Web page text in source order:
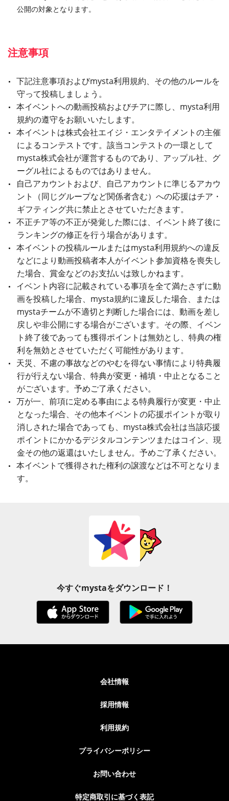
公開の対象となります。
注意事項
下記注意事項およびmysta利用規約、その他のルールを
守って投稿しましょう。
本イベントへの動画投稿およびチアに際し、mysta利用
規約の遵守をお願いいたします。
本イベントは株式会社エイジ・エンタテイメントの主催
によるコンテストです。該当コンテストの一環として
mysta株式会社が運営するものであり、アップル社、グ
ーグル社によるものではありません。
自己アカウントおよび、自己アカウントに準じるアカウ
ント（同じグループなど関係者含む）への応援はチア・
ギフティング共に禁止とさせていただきます。
不正チア等の不正が発覚した際には、イベント終了後に
ランキングの修正を行う場合があります。
本イベントの投稿ルールまたはmysta利用規約への違反
などにより動画投稿者本人がイベント参加資格を喪失し
た場合、賞金などのお支払いは致しかねます。
イベント内容に記載されている事項を全て満たさずに動
画を投稿した場合、mysta規約に違反した場合、または
mystaチームが不適切と判断した場合には、動画を差し
戻しや非公開にする場合がございます。その際、イベン
ト終了後であっても獲得ポイントは無効とし、特典の権
利を無効とさせていただく可能性があります。
天災、不慮の事故などのやむを得ない事情により特典履
行が行えない場合、特典が変更・補填・中止となること
がございます。予めご了承ください。
万が一、前項に定める事由による特典履行が変更・中止
となった場合、その他本イベントの応援ポイントが取り
消しされた場合であっても、mysta株式会社は当該応援
ポイントにかかるデジタルコンテンツまたはコイン、現
金その他の返還はいたしません。予めご了承ください。
本イベントで獲得された権利の譲渡などは不可となりま
す。
今すぐmystaをダウンロード！
会社情報
採用情報
利用規約
プライバシーポリシー
お問い合わせ
特定商取引に基づく表記